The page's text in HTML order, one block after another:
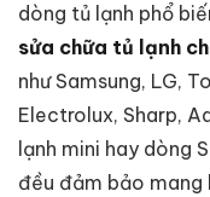
dòng tủ lạnh phổ
sửa chữa tủ lạnh
như Samsung, LG,
Electrolux, Sharp,
lạnh mini hay dòng
đều đảm bảo mang